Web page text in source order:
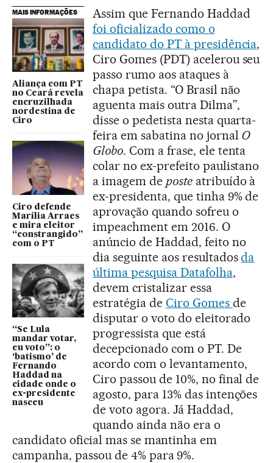
MAIS INFORMAÇÕES
Aliança com PT
no Ceará revela
encruzilhada
nordestina de
Ciro
Ciro defende
Marília Arraes
e mira eleitor
“constrangido”
com o PT
“Se Lula
mandar votar,
eu voto”: o
‘batismo’ de
Fernando
Haddad na
cidade onde o
ex-presidente
nasceu
Assim que Fernando Haddad
foi oficializado como o
candidato do PT à presidência,
Ciro Gomes (PDT) acelerou seu
passo rumo aos ataques à
chapa petista. “O Brasil não
aguenta mais outra Dilma”,
disse o pedetista nesta quarta-
feira em sabatina no jornal O
Globo. Com a frase, ele tenta
colar no ex-prefeito paulistano
a imagem de posteatribuído à
ex-presidenta, que tinha 9% de
aprovação quando sofreu o
impeachment em 2016. O
anúncio de Haddad, feito no
dia seguinte aos resultadosda
última pesquisa Datafolha,
devem cristalizar essa
estratégia de Ciro Gomes de
disputar o voto do eleitorado
progressista que está
decepcionado com o PT. De
acordo com o levantamento,
Ciro passou de 10%, no final de
agosto, para 13% das intenções
de voto agora. Já Haddad,
quando ainda não era o
candidato oficial mas se mantinha em
campanha, passou de 4% para 9%.